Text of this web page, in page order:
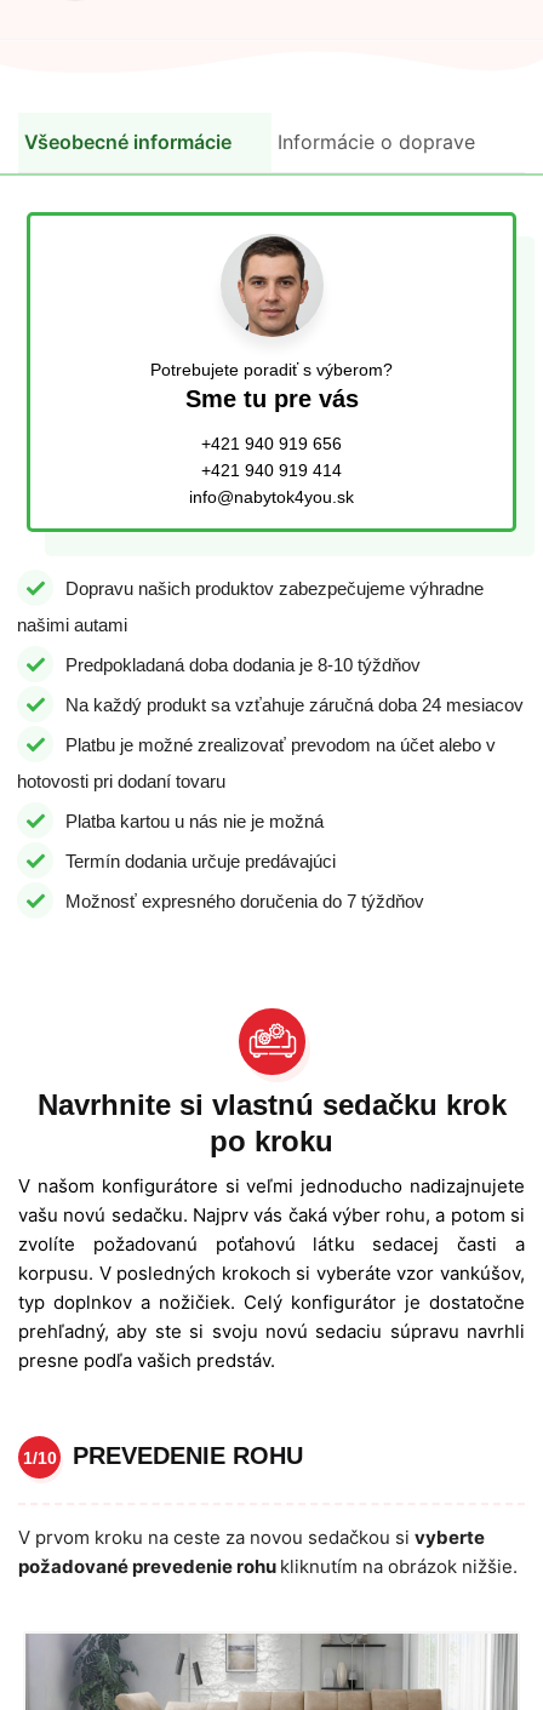
Všeobecné informácie Informácie o doprave
Potrebujete poradiť s výberom?
Sme tu pre vás
+421 940 919 656
+421 940 919 414
info@nabytok4you.sk
Dopravu našich produktov zabezpečujeme výhradne
našimi autami
Predpokladaná doba dodania je 8-10 týždňov
Na každý produkt sa vzťahuje záručná doba 24 mesiacov
Platbu je možné zrealizovať prevodom na účet alebo v
hotovosti pri dodaní tovaru
Platba kartou u nás nie je možná
Termín dodania určuje predávajúci
Možnosť expresného doručenia do 7 týždňov
Navrhnite si vlastnú sedačku krok
po kroku
V našom konfigurátore si veľmi jednoducho nadizajnujete
vašu novú sedačku. Najprv vás čaká výber rohu, a potom si
zvolíte požadovanú poťahovú látku sedacej časti a
korpusu. V posledných krokoch si vyberáte vzor vankúšov,
typ doplnkov a nožičiek. Celý konfigurátor je dostatočne
prehľadný, aby ste si svoju novú sedaciu súpravu navrhli
presne podľa vašich predstáv.
1/10 PREVEDENIE ROHU
V prvom kroku na ceste za novou sedačkou si vyberte
požadované prevedenie rohu kliknutím na obrázok nižšie.